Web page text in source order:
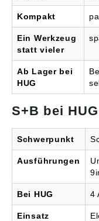
Kompakt
Ein Werkzeug
statt vieler
Ab Lager bei
HUG
S+B bei
Schwerpunkt
Ausführungen
Bei HUG 4
Einsatz